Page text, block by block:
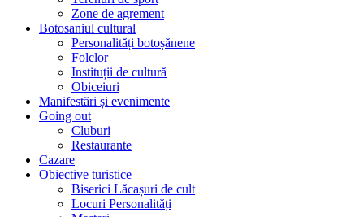
Zone de agrement
Botosaniul cultural
Personalități botoșănene
Folclor
Instituții de cultură
Obiceiuri
Manifestări și evenimente
Going out
Cluburi
Restaurante
Cazare
Obiective turistice
Biserici Lăcașuri de cult
Locuri Personalități